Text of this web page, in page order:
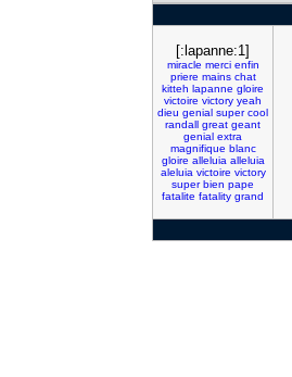
[:lapanne:1]
miracle merci enfin
priere mains chat
kitteh lapanne gloire
victoire victory yeah
dieu genial super cool
randall great geant
genial extra
magnifique blanc
gloire alleluia alleluia
aleluia victoire victory
super bien pape
fatalite fatality grand